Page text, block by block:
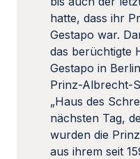
hatte, dass ihr
Gestapo war.
das berüchtigte
Gestapo in
Prinz-Albrecht-
„Haus des
nächsten Tag,
wurden die
aus ihrem seit